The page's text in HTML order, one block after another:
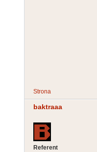
Strona
baktraaa
Referent